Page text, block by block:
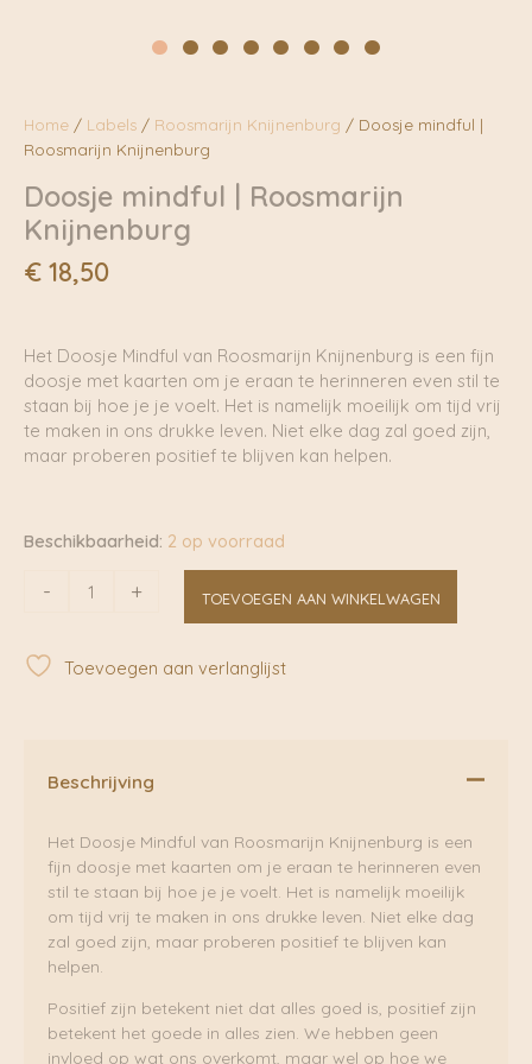
Home / Labels / Roosmarijn Knijnenburg / Doosje mindful |
Roosmarijn Knijnenburg
Doosje mindful | Roosmarijn
Knijnenburg
€ 18,50
Het Doosje Mindful van Roosmarijn Knijnenburg is een fijn
doosje met kaarten om je eraan te herinneren even stil te
staan bij hoe je je voelt. Het is namelijk moeilijk om tijd vrij
te maken in ons drukke leven. Niet elke dag zal goed zijn,
maar proberen positief te blijven kan helpen.
Beschikbaarheid: 2 op voorraad
-
Roosmarijn
Knijnenburg
+ TOEVOEGEN AAN WINKELWAGEN
Toevoegen aan verlanglijst
Beschrijving
Het Doosje Mindful van Roosmarijn Knijnenburg is een
fijn doosje met kaarten om je eraan te herinneren even
stil te staan bij hoe je je voelt. Het is namelijk moeilijk
om tijd vrij te maken in ons drukke leven. Niet elke dag
zal goed zijn, maar proberen positief te blijven kan
helpen.
Positief zijn betekent niet dat alles goed is, positief zijn
betekent het goede in alles zien. We hebben geen
invloed op wat ons overkomt, maar wel op hoe we